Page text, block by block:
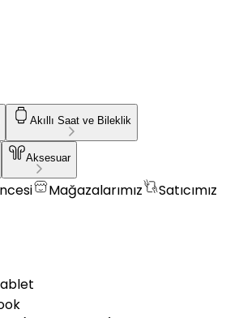
Akıllı Saat ve Bileklik
Aksesuar
Mağazalarımız
Satıcımız